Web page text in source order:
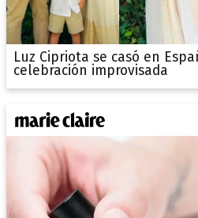
Luz Cipriota se casó en
celebración improvisada